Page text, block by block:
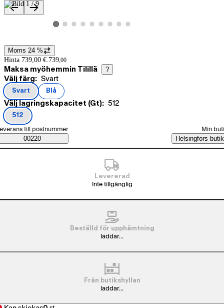
Produktbilder och videor
Visa produktbild 1
Visa produktbild 2
Visa produktbild 3
Visa produktbild 4
Visa produktbild 5
Visa produktbild 6
Visa produktbild 7
Visa produktbild 8
Visa produktbild 9
Prisinformation
Moms 24 %
Hinta 739,00 €. 739,00
Maksa myöhemmin Tilillä ?
Produktvarianter
Välj färg: Nuvarande val Svart
Svart
Svart
(färg)
Blå
(färg)
Välj lagringskapacitet (Gt): Nuvarande val 512
512
512
(lagringskapacitet (Gt)
Saatavuustiedot
beställningssätt
till postnummer
00220
Min
Helsingfors butik
Levererad
Inte tillgänglig
Beställd för upphämtning
laddar...
Från butikshyllan
laddar...